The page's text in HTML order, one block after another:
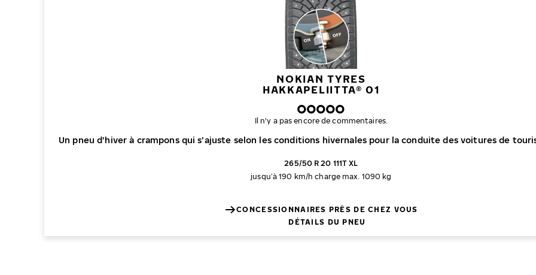
NOKIAN TYRES
HAKKAPELIITTA® 01
Un pneu d’hiver à crampons qui s’ajuste selon les conditions hivernales pour la conduite des voitures de
Il n'y a pas encore de commentaires.
265/50 R 20 111T XL
jusqu’à 190 km/h charge max. 1090 kg
CONCESSIONNAIRES PRÈS DE CHEZ VOUS
DÉTAILS DU PNEU